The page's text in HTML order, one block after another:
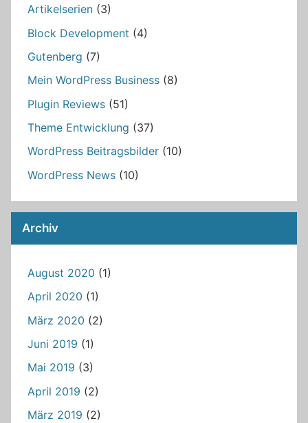
Artikelserien (3)
Block Development (4)
Gutenberg (7)
Mein WordPress Business (8)
Plugin Reviews (51)
Theme Entwicklung (37)
WordPress Beitragsbilder (10)
WordPress News (10)
Archiv
August 2020 (1)
April 2020 (1)
März 2020 (2)
Juni 2019 (1)
Mai 2019 (3)
April 2019 (2)
März 2019 (2)